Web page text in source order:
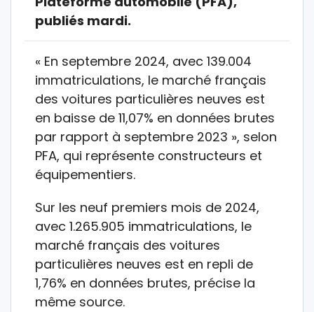
publiés mardi.
« En septembre 2024, avec 139.004
immatriculations, le marché français
des voitures particulières neuves est
en baisse de 11,07% en données brutes
par rapport à septembre 2023 », selon
PFA, qui représente constructeurs et
équipementiers.
Sur les neuf premiers mois de 2024,
avec 1.265.905 immatriculations, le
marché français des voitures
particulières neuves est en repli de
1,76% en données brutes, précise la
même source.